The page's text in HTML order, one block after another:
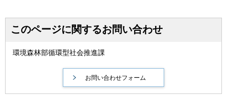
このページに関するお問い合わせ
環境森林部循環型社会推進課